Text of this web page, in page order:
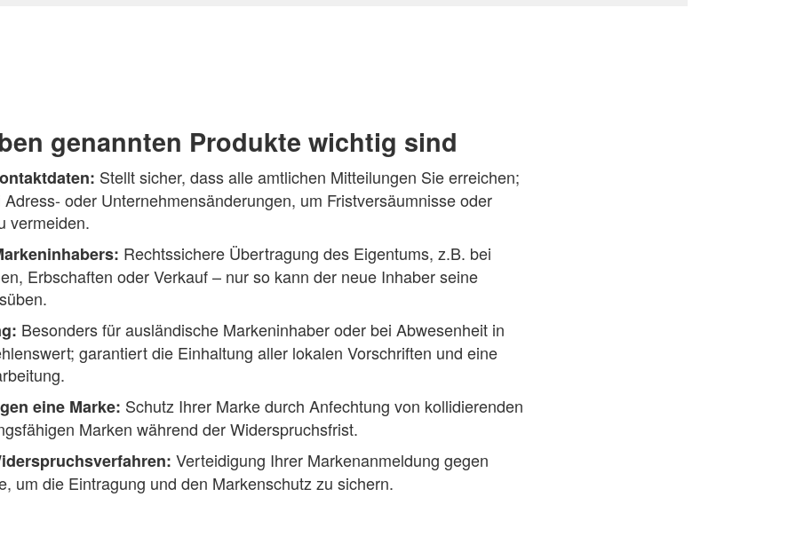
genannten Produkte wichtig sind
Stellt sicher, dass alle amtlichen Mitteilungen Sie erreichen;
oder Unternehmensänderungen, um Fristversäumnisse oder
vermeiden.
Rechtssichere Übertragung des Eigentums, z.B. bei
Erbschaften oder Verkauf – nur so kann der neue Inhaber seine
Besonders für ausländische Markeninhaber oder bei Abwesenheit in
garantiert die Einhaltung aller lokalen Vorschriften und eine
eine Marke: Schutz Ihrer Marke durch Anfechtung von kollidierenden
Marken während der Widerspruchsfrist.
Verteidigung Ihrer Markenanmeldung gegen
um die Eintragung und den Markenschutz zu sichern.